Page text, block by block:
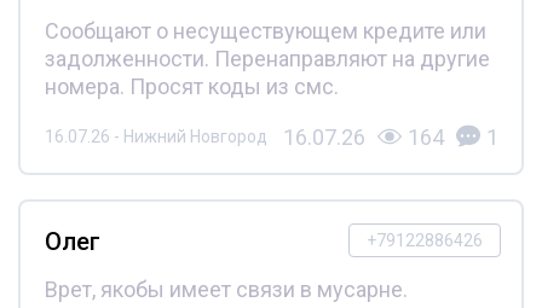
Сообщают о несуществующем кредите или
задолженности. Перенаправляют на другие
номера. Просят коды из смс.
16.07.26 - Нижний Новгород 16.07.26 164 1
+79122886426
Олег
Врет, якобы имеет связи в мусарне.